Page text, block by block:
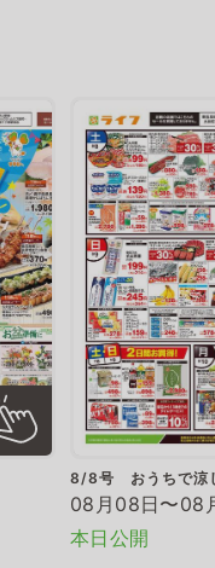
8/8号 おうちで涼
08月08日〜08
本日公開